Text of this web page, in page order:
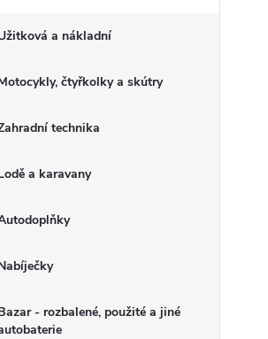
a nákladní
čtyřkolky a skútry
technika
a karavany
- rozbalené, použité a jiné